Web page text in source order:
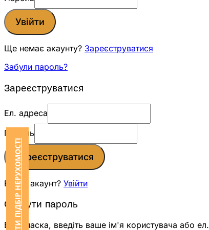
ЗАМОВИТИ ПІДБІР НЕРУХОМОСТІ
Увійти
Ще немає акаунту? Зареєструватися
Забули пароль?
Зареєструватися
Ел. адреса
Пароль
Зареєструватися
Вже є акаунт? Увійти
Скинути пароль
Будь ласка, введіть ваше ім'я користувача або